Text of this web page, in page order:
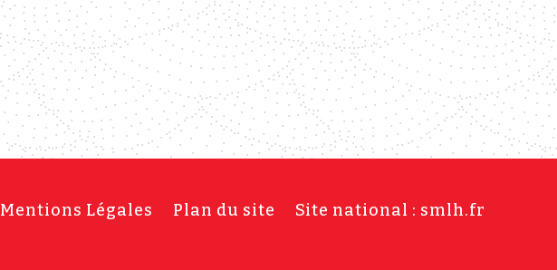
Mentions Légales Plan du site Site national : smlh.fr